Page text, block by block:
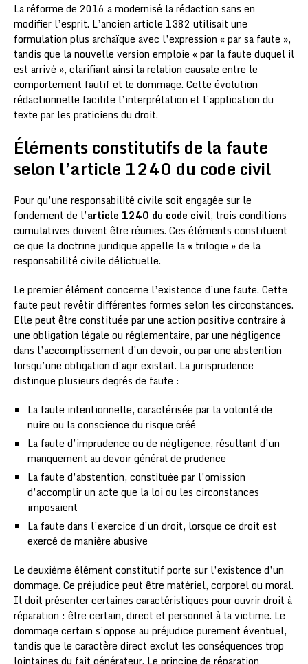
La réforme de 2016 a modernisé la rédaction sans en
modifier l’esprit. L’ancien article 1382 utilisait une
formulation plus archaïque avec l’expression « par sa faute »,
tandis que la nouvelle version emploie « par la faute duquel il
est arrivé », clarifiant ainsi la relation causale entre le
comportement fautif et le dommage. Cette évolution
rédactionnelle facilite l’interprétation et l’application du
texte par les praticiens du droit.
Éléments constitutifs de la faute
selon l’article 1240 du code civil
Pour qu’une responsabilité civile soit engagée sur le
fondement de l’article 1240 du code civil, trois conditions
cumulatives doivent être réunies. Ces éléments constituent
ce que la doctrine juridique appelle la « trilogie » de la
responsabilité civile délictuelle.
Le premier élément concerne l’existence d’une faute. Cette
faute peut revêtir différentes formes selon les circonstances.
Elle peut être constituée par une action positive contraire à
une obligation légale ou réglementaire, par une négligence
dans l’accomplissement d’un devoir, ou par une abstention
lorsqu’une obligation d’agir existait. La jurisprudence
distingue plusieurs degrés de faute :
La faute intentionnelle, caractérisée par la volonté de
nuire ou la conscience du risque créé
La faute d’imprudence ou de négligence, résultant d’un
manquement au devoir général de prudence
La faute d’abstention, constituée par l’omission
d’accomplir un acte que la loi ou les circonstances
imposaient
La faute dans l’exercice d’un droit, lorsque ce droit est
exercé de manière abusive
Le deuxième élément constitutif porte sur l’existence d’un
dommage. Ce préjudice peut être matériel, corporel ou moral.
Il doit présenter certaines caractéristiques pour ouvrir droit à
réparation : être certain, direct et personnel à la victime. Le
dommage certain s’oppose au préjudice purement éventuel,
tandis que le caractère direct exclut les conséquences trop